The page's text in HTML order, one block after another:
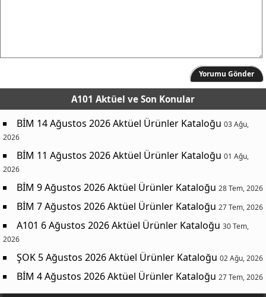
Yorumu Gönder
A101 Aktüel ve Son Konular
BİM 14 Ağustos 2026 Aktüel Ürünler Kataloğu 03 Ağu,
2026
BİM 11 Ağustos 2026 Aktüel Ürünler Kataloğu 01 Ağu,
2026
BİM 9 Ağustos 2026 Aktüel Ürünler Kataloğu 28 Tem, 2026
BİM 7 Ağustos 2026 Aktüel Ürünler Kataloğu 27 Tem, 2026
A101 6 Ağustos 2026 Aktüel Ürünler Kataloğu 30 Tem,
2026
ŞOK 5 Ağustos 2026 Aktüel Ürünler Kataloğu 02 Ağu, 2026
BİM 4 Ağustos 2026 Aktüel Ürünler Kataloğu 27 Tem, 2026